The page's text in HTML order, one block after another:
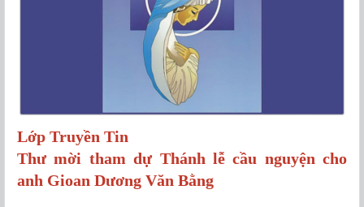
Lớp Truyền Tin
Thư mời tham dự Thánh lễ cầu nguyện cho
anh Gioan Dương Văn Bằng